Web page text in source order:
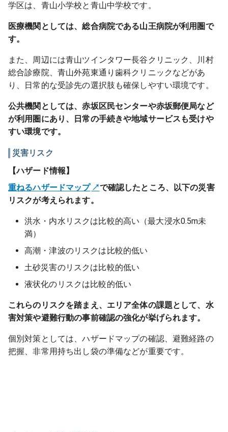
学区は、青山小学校と青山中学校です。
医療機関としては、総合病院である山王病院が利用圏で
す。
また、周辺には青山ツインタワー長谷クリニック、川村
総合診療院、青山外苑東通り歯科クリニックなどがあ
り、日常的な受診先の選択肢も確保しやすい環境です。
公共機関としては、赤坂区民センターや赤坂郵便局など
が利用圏にあり、日常の手続きや地域サービスも受けや
すい環境です。
災害リスク
【ハザード情報】
重ねるハザードマップ
で確認したところ、以下の災害
リスクが考えられます。
洪水・内水リスクは比較的高い（最大浸水0.5m未
満）
高潮・津波のリスクは比較的低い
土砂災害のリスクは比較的低い
液状化のリスクは比較的低い
これらのリスクを踏まえ、エリア全体の課題として、水
害対策や避難行動の事前確認の強化が挙げられます。
個別対策としては、ハザードマップの確認、避難経路の
把握、非常用持ち出し袋の準備などが重要です。